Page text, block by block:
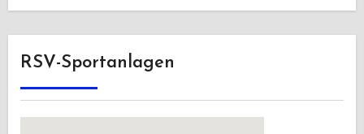
RSV-Sportanlagen